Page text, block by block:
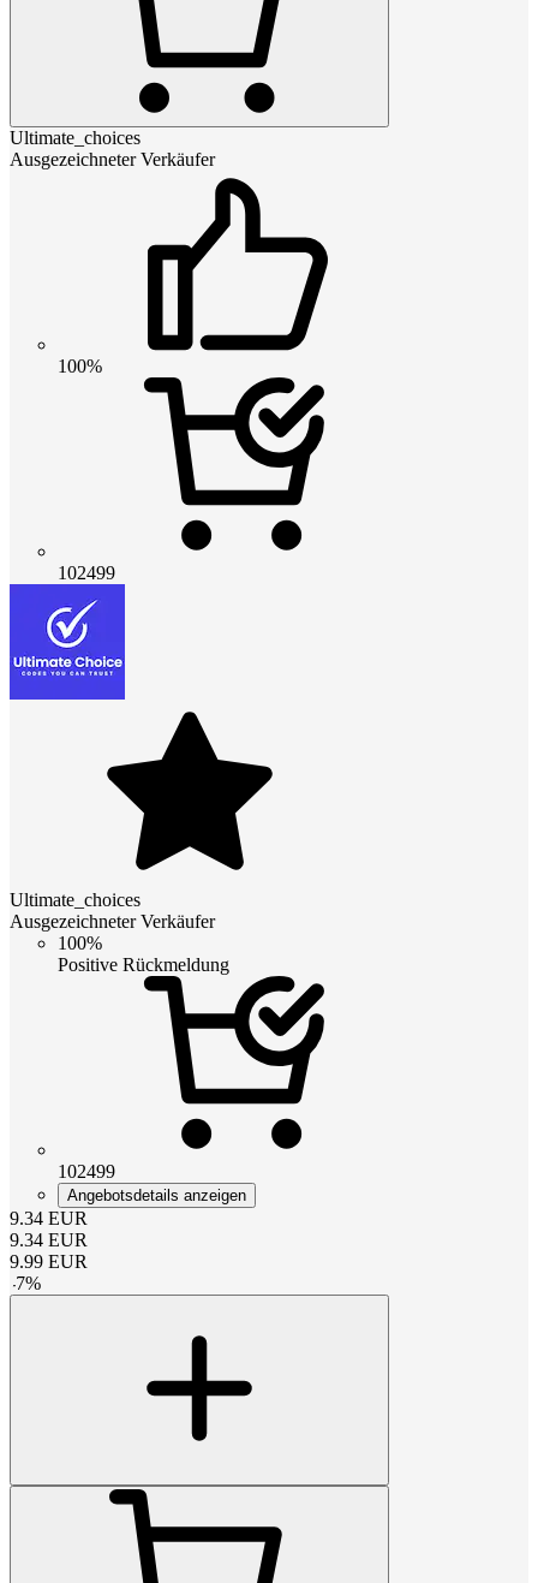
Ultimate_choices
Ausgezeichneter Verkäufer
100%
102499
Ultimate_choices
Ausgezeichneter Verkäufer
100%
Positive Rückmeldung
102499
Angebotsdetails anzeigen
9.34 EUR
9.34 EUR
9.99 EUR
-7%